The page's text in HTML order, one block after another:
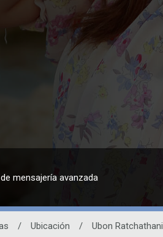
mensajería avanzada
/ Ubicación / Ubon Ratchathani